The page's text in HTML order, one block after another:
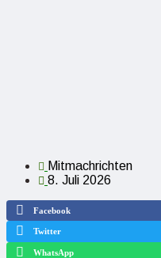
Mitmachrichten
8. Juli 2026
Facebook
Twitter
WhatsApp